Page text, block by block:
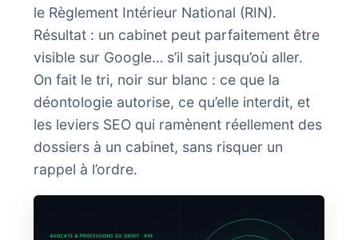
le Règlement Intérieur National (RIN).
Résultat : un cabinet peut parfaitement être
visible sur Google… s’il sait jusqu’où aller.
On fait le tri, noir sur blanc : ce que la
déontologie autorise, ce qu’elle interdit, et
les leviers SEO qui ramènent réellement des
dossiers à un cabinet, sans risquer un
rappel à l’ordre.